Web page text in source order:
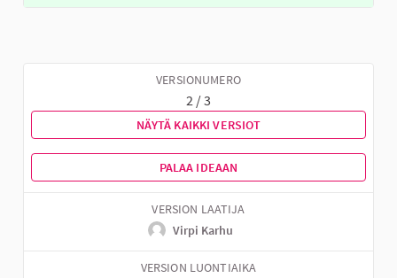
VERSIONUMERO
2 / 3
NÄYTÄ KAIKKI VERSIOT
PALAA IDEAAN
VERSION LAATIJA
Virpi Karhu
VERSION LUONTIAIKA